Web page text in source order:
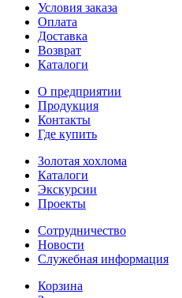
Условия заказа
Оплата
Доставка
Возврат
Каталоги
О предприятии
Продукция
Контакты
Где купить
Золотая хохлома
Каталоги
Экскурсии
Проекты
Сотрудничество
Новости
Служебная информация
Корзина